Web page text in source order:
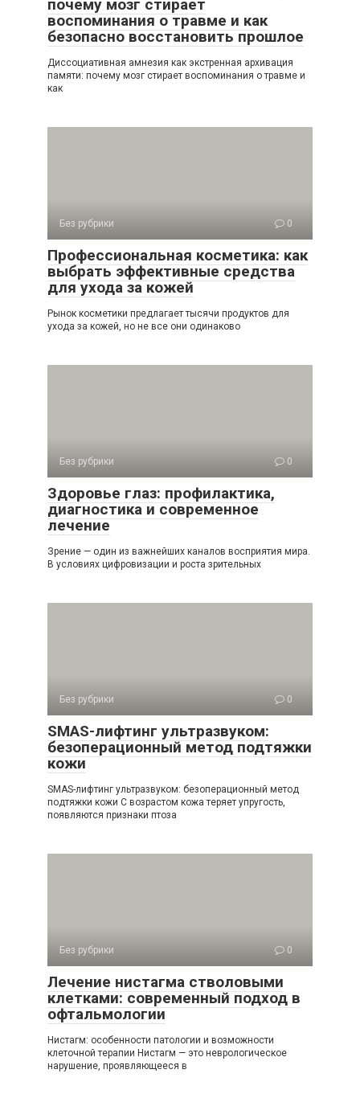
почему мозг стирает
воспоминания о травме и как
безопасно восстановить прошлое
Диссоциативная амнезия как экстренная архивация
памяти: почему мозг стирает воспоминания о травме и
как
Без рубрики 0
Профессиональная косметика: как
выбрать эффективные средства
для ухода за кожей
Рынок косметики предлагает тысячи продуктов для
ухода за кожей, но не все они одинаково
Без рубрики 0
Здоровье глаз: профилактика,
диагностика и современное
лечение
Зрение — один из важнейших каналов восприятия мира.
В условиях цифровизации и роста зрительных
Без рубрики 0
SMAS-лифтинг ультразвуком:
безоперационный метод подтяжки
кожи
SMAS-лифтинг ультразвуком: безоперационный метод
подтяжки кожи С возрастом кожа теряет упругость,
появляются признаки птоза
Без рубрики 0
Лечение нистагма стволовыми
клетками: современный подход в
офтальмологии
Нистагм: особенности патологии и возможности
клеточной терапии Нистагм — это неврологическое
нарушение, проявляющееся в